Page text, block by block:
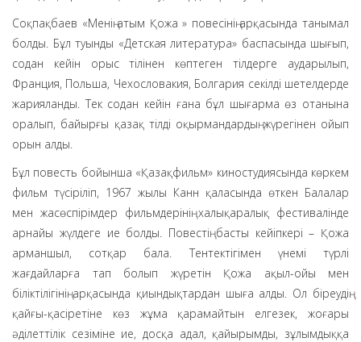
Соқпақбаев «Менің атым Қожа » повесінің арқасында танымал
болды. Бұл туынды «Детская литература» баспасында шығып,
содан кейін орыс тілінен көптеген тілдерге аударылып,
Франция, Польша, Чехословакия, Болгария секілді шетелдерде
жарияланды. Тек содан кейін ғана бұл шығарма өз отанына
оралып, байырғы қазақ тілді оқырмандардың жүрегінен ойып
орын алды.
Бұл повесть бойынша «Қазақфильм» киностудиясында көркем
фильм түсіріліп, 1967 жылы Канн қаласында өткен Балалар
мен жасөспірімдер фильмдерінің халықаралық фестивалінде
арнайы жүлдеге ие болды. Повестің басты кейіпкері – Қожа
арманшыл, сотқар бала. Тентектігімен үнемі түрлі
жағдайларға тап болып жүретін Қожа ақыл-ойы мен
біліктілігінің арқасында қиындықтардан шыға алды. Ол біреудің
қайғы-қасіретіне көз жұма қарамайтын елгезек, жоғары
әділеттілік сезіміне ие, досқа адал, қайырымды, зұлымдыққа